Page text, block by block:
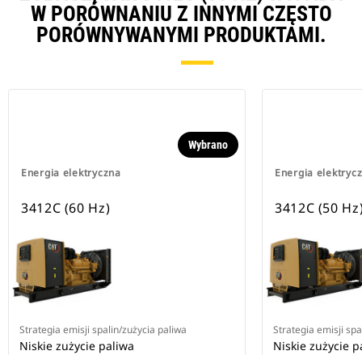
W PORÓWNANIU Z INNYMI CZĘSTO
PORÓWNYWANYMI PRODUKTAMI.
Energia elektryczna
Wybrano
3412C (60 Hz)
Strategia emisji spalin/zużycia paliwa
Niskie zużycie paliwa
Energia
3412C (50
Strategia emisji
Niskie zużycie